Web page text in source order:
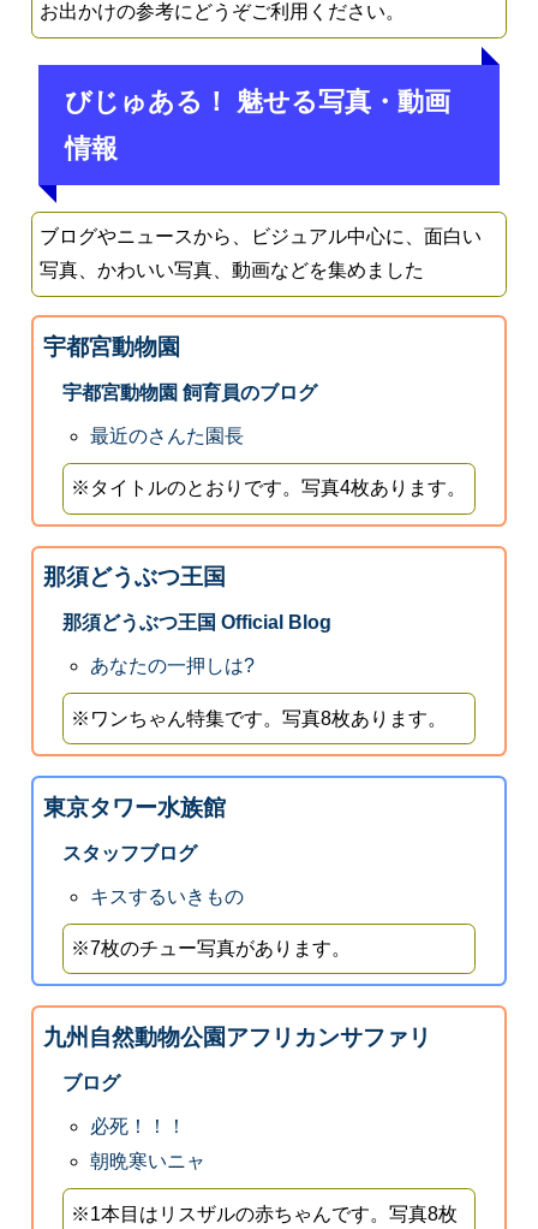
お出かけの参考にどうぞご利用ください。
びじゅある！ 魅せる写真・動画
情報
ブログやニュースから、ビジュアル中心に、面白い
写真、かわいい写真、動画などを集めました
宇都宮動物園
宇都宮動物園 飼育員のブログ
最近のさんた園長
※タイトルのとおりです。写真4枚あります。
那須どうぶつ王国
那須どうぶつ王国 Official Blog
あなたの一押しは?
※ワンちゃん特集です。写真8枚あります。
東京タワー水族館
スタッフブログ
キスするいきもの
※7枚のチュー写真があります。
九州自然動物公園アフリカンサファリ
ブログ
必死！！！
朝晩寒いニャ
※1本目はリスザルの赤ちゃんです。写真8枚